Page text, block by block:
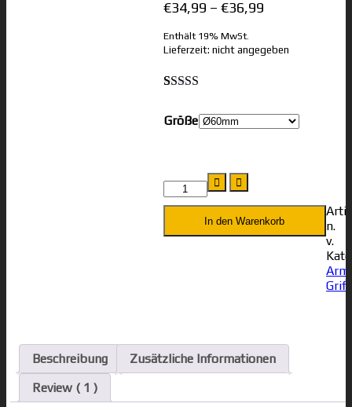
€34,99 – €36,99
Enthält 19% MwSt.
Lieferzeit: nicht angegeben
mit 5.00
von 5,
Größe
Multi
Spinner
Menge
In den Warenkorb
n.
v.
Beschreibung
Zusätzliche Informationen
Review ( 1 )